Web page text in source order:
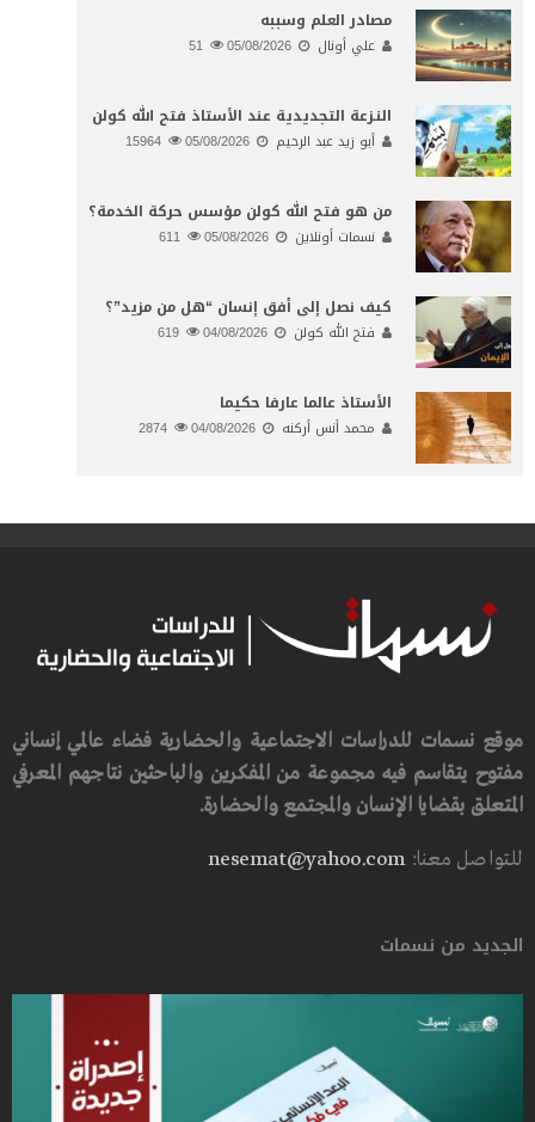
مصادر العلم وسببه
علي أونال 05/08/2026
النـزعة التجديدية عند الأستاذ فتح الله كولن
أبو زيد عبد الرحيم 05/08/2026
من هو فتح الله كولن مؤسس حركة الخدمة؟
نسمات أونلاين 05/08/2026
كيف نصل إلى أفق إنسان “هل من مزيد”؟
فتح الله كولن 04/08/2026
الأستاذ عالما عارفا حكيما
محمد أنس أركنه 04/08/2026
موقع نسمات للدراسات الاجتماعية والحضارية فضاء عالمي إنساني
مفتوح يتقاسم فيه مجموعة من المفكرين والباحثين نتاجهم المعرفي
المتعلق بقضايا الإنسان والمجتمع والحضارة.
للتواصل معنا:nesemat@yahoo.com
الجديد من نسمات